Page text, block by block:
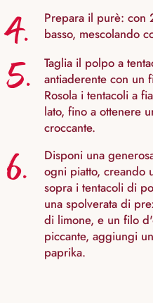
4.
Prepara il purè: con
basso, mescolando
5.
Taglia il polpo a
antiaderente con un
Rosola i tentacoli a
lato, fino a ottenere
croccante.
6.
Disponi una
ogni piatto, creando
sopra i tentacoli di
una spolverata di
di limone, e un filo
piccante, aggiungi
paprika.